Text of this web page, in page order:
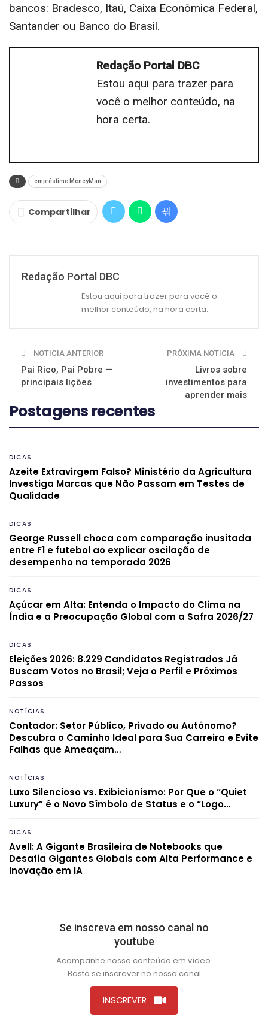
bancos: Bradesco, Itaú, Caixa Econômica Federal,
Santander ou Banco do Brasil.
Redação Portal DBC
Estou aqui para trazer para
você o melhor conteúdo, na
hora certa.
empréstimo MoneyMan
Compartilhar
Redação Portal DBC
Estou aqui para trazer para você o
melhor conteúdo, na hora certa.
NOTICIA ANTERIOR
Pai Rico, Pai Pobre —
principais lições
PRÓXIMA NOTICIA
Livros sobre
investimentos para
aprender mais
Postagens recentes
DICAS
Azeite Extravirgem Falso? Ministério da Agricultura
Investiga Marcas que Não Passam em Testes de
Qualidade
DICAS
George Russell choca com comparação inusitada
entre F1 e futebol ao explicar oscilação de
desempenho na temporada 2026
DICAS
Açúcar em Alta: Entenda o Impacto do Clima na
Índia e a Preocupação Global com a Safra 2026/27
DICAS
Eleições 2026: 8.229 Candidatos Registrados Já
Buscam Votos no Brasil; Veja o Perfil e Próximos
Passos
NOTÍCIAS
Contador: Setor Público, Privado ou Autônomo?
Descubra o Caminho Ideal para Sua Carreira e Evite
Falhas que Ameaçam…
NOTÍCIAS
Luxo Silencioso vs. Exibicionismo: Por Que o “Quiet
Luxury” é o Novo Símbolo de Status e o “Logo…
DICAS
Avell: A Gigante Brasileira de Notebooks que
Desafia Gigantes Globais com Alta Performance e
Inovação em IA
Se inscreva em nosso canal no
youtube
Acompanhe nosso conteúdo em vídeo.
Basta se inscrever no nosso canal
INSCREVER